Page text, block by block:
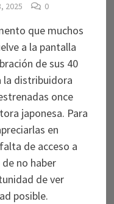
2025 0
que muchos
a la pantalla
de sus 40
la distribuidora
once
japonesa. Para
en
de acceso a
no haber
de ver
posible.